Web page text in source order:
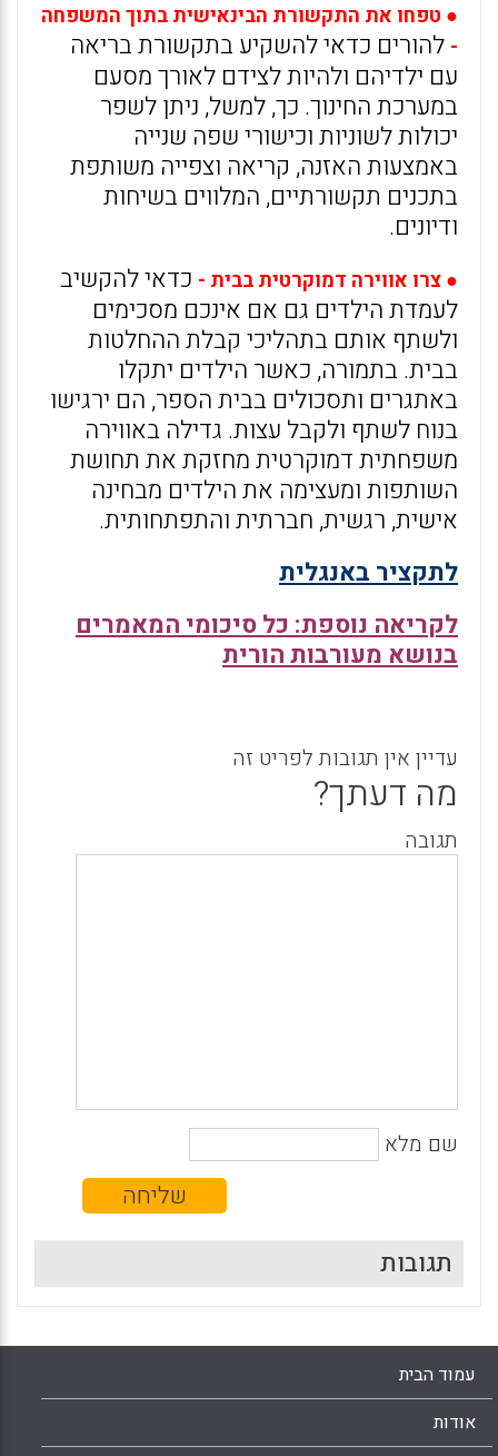
● טפחו את התקשורת הבינאישית בתוך המשפחה
- להורים כדאי להשקיע בתקשורת בריאה
עם ילדיהם ולהיות לצידם לאורך מסעם
במערכת החינוך. כך, למשל, ניתן לשפר
יכולות לשוניות וכישורי שפה שנייה
באמצעות האזנה, קריאה וצפייה משותפת
בתכנים תקשורתיים, המלווים בשיחות
ודיונים.
● צרו אווירה דמוקרטית בבית - כדאי להקשיב
לעמדת הילדים גם אם אינכם מסכימים
ולשתף אותם בתהליכי קבלת ההחלטות
בבית. בתמורה, כאשר הילדים יתקלו
באתגרים ותסכולים בבית הספר, הם ירגישו
בנוח לשתף ולקבל עצות. גדילה באווירה
משפחתית דמוקרטית מחזקת את תחושת
השותפות ומעצימה את הילדים מבחינה
אישית, רגשית, חברתית והתפתחותית.
לתקציר באנגלית
לקריאה נוספת: כל סיכומי המאמרים
בנושא מעורבות הורית
עדיין אין תגובות לפריט זה
מה דעתך?
תגובה
שם מלא
תגובות
עמוד הבית
אודות